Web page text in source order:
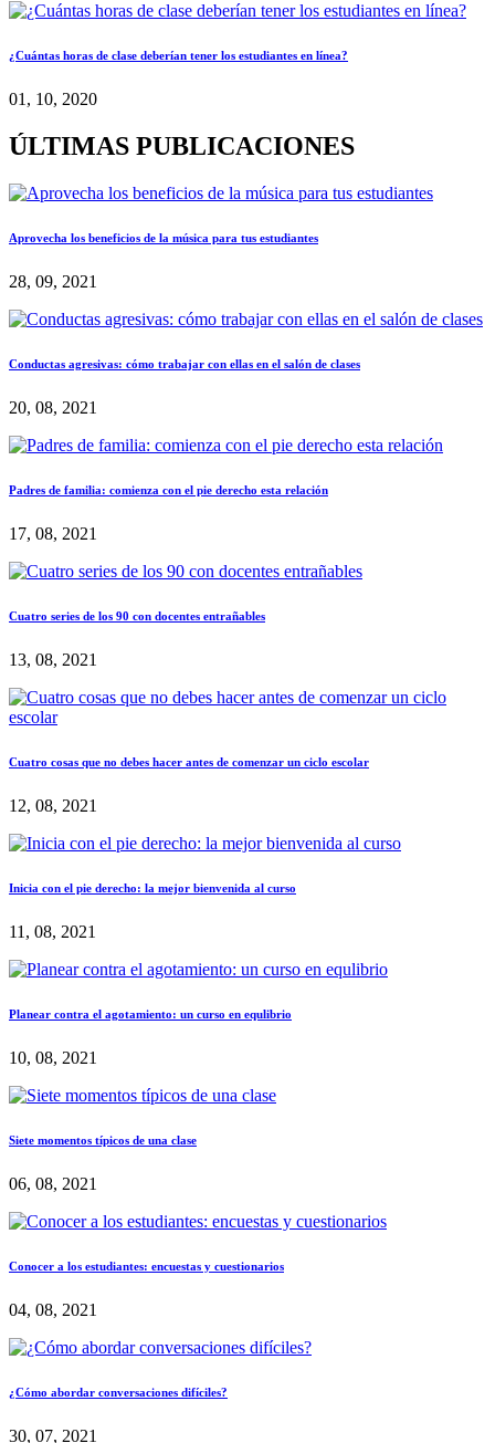
¿Cuántas horas de clase deberían tener los estudiantes en línea?
01, 10, 2020
ÚLTIMAS PUBLICACIONES
Aprovecha los beneficios de la música para tus estudiantes
28, 09, 2021
Conductas agresivas: cómo trabajar con ellas en el salón de clases
20, 08, 2021
Padres de familia: comienza con el pie derecho esta relación
17, 08, 2021
Cuatro series de los 90 con docentes entrañables
13, 08, 2021
Cuatro cosas que no debes hacer antes de comenzar un ciclo escolar
12, 08, 2021
Inicia con el pie derecho: la mejor bienvenida al curso
11, 08, 2021
Planear contra el agotamiento: un curso en equlibrio
10, 08, 2021
Siete momentos típicos de una clase
06, 08, 2021
Conocer a los estudiantes: encuestas y cuestionarios
04, 08, 2021
¿Cómo abordar conversaciones difíciles?
30, 07, 2021